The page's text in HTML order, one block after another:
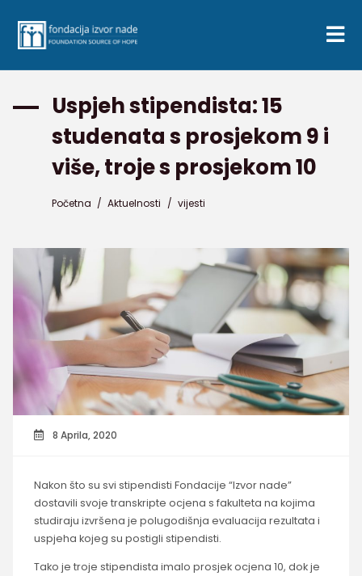
Uspjeh stipendista: 15
studenata s prosjekom 9 i
više, troje s prosjekom 10
Početna / Aktuelnosti / vijesti
8 Aprila, 2020
Nakon što su svi stipendisti Fondacije “Izvor nade”
dostavili svoje transkripte ocjena s fakulteta na kojima
studiraju izvršena je polugodišnja evaluacija rezultata i
uspjeha kojeg su postigli stipendisti.
Tako je troje stipendista imalo prosjek ocjena 10, dok je